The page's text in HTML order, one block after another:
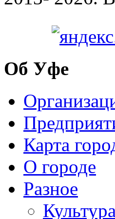
Об Уфе
Карта
О городе
Разное
Культура